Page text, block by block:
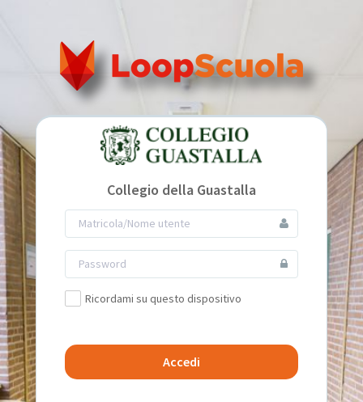
Collegio della Guastalla
Ricordami su questo dispositivo
Accedi